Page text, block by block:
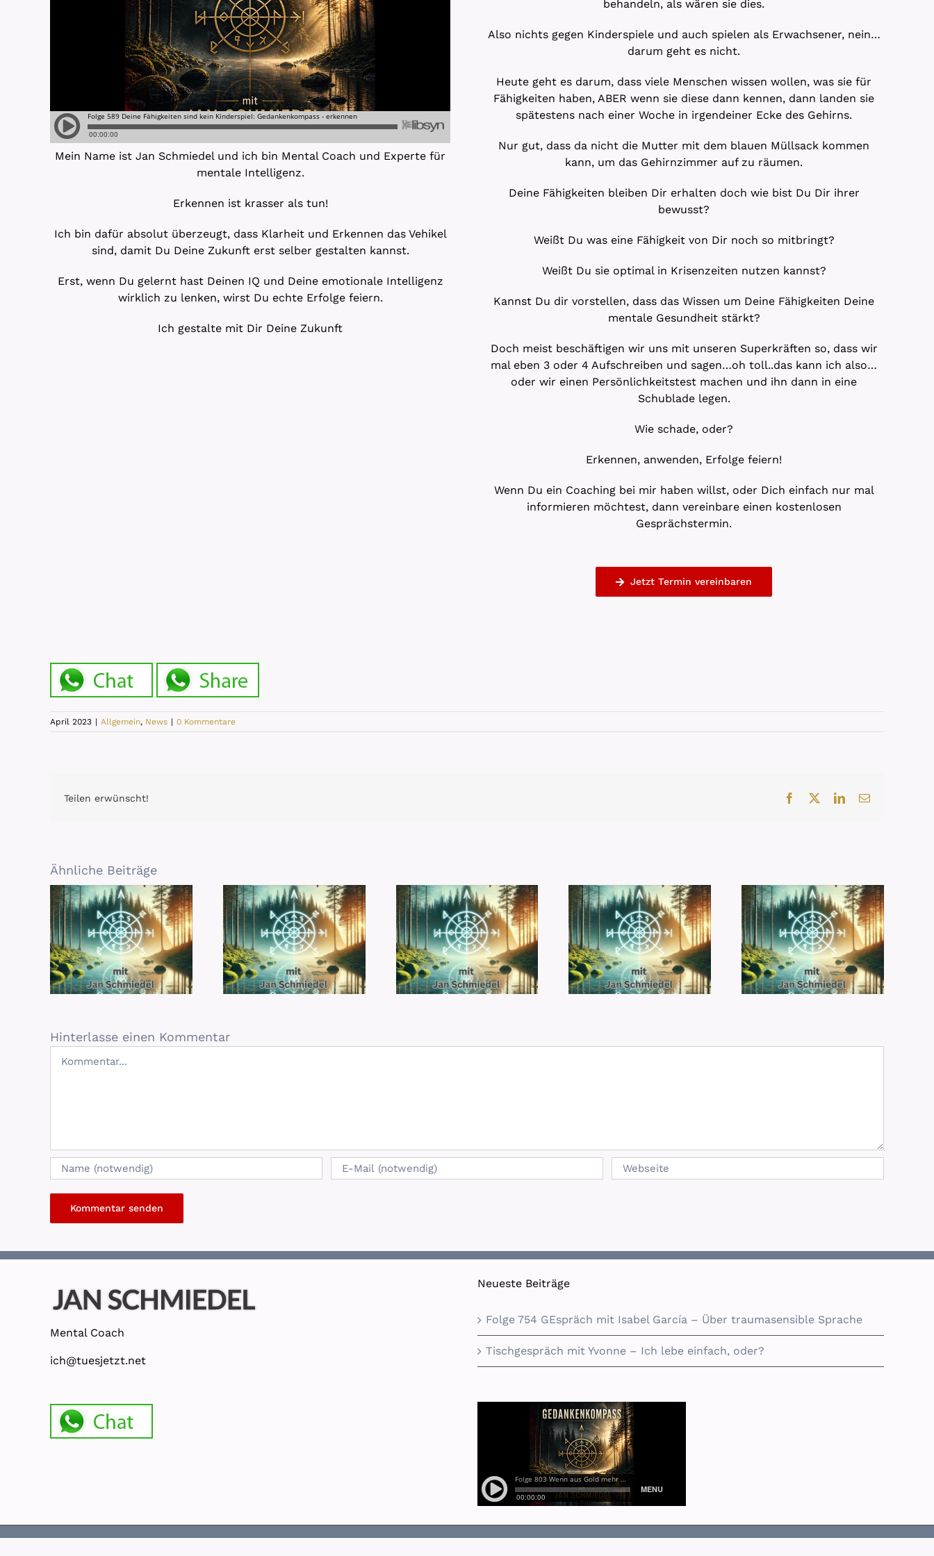
Mein Name ist Jan Schmiedel und ich bin Mental Coach und Experte für
mentale Intelligenz.
Erkennen ist krasser als tun!
Ich bin dafür absolut überzeugt, dass Klarheit und Erkennen das Vehikel
sind, damit Du Deine Zukunft erst selber gestalten kannst.
Erst, wenn Du gelernt hast Deinen IQ und Deine emotionale Intelligenz
wirklich zu lenken, wirst Du echte Erfolge feiern.
Ich gestalte mit Dir Deine Zukunft
behandeln, als wären sie dies.
Also nichts gegen Kinderspiele und auch spielen als Erwachsener, nein…
darum geht es nicht.
Heute geht es darum, dass viele Menschen wissen wollen, was sie für
Fähigkeiten haben, ABER wenn sie diese dann kennen, dann landen sie
spätestens nach einer Woche in irgendeiner Ecke des Gehirns.
Nur gut, dass da nicht die Mutter mit dem blauen Müllsack kommen
kann, um das Gehirnzimmer auf zu räumen.
Deine Fähigkeiten bleiben Dir erhalten doch wie bist Du Dir ihrer
bewusst?
Weißt Du was eine Fähigkeit von Dir noch so mitbringt?
Weißt Du sie optimal in Krisenzeiten nutzen kannst?
Kannst Du dir vorstellen, dass das Wissen um Deine Fähigkeiten Deine
mentale Gesundheit stärkt?
Doch meist beschäftigen wir uns mit unseren Superkräften so, dass wir
mal eben 3 oder 4 Aufschreiben und sagen…oh toll..das kann ich also…
oder wir einen Persönlichkeitstest machen und ihn dann in eine
Schublade legen.
Wie schade, oder?
Erkennen, anwenden, Erfolge feiern!
Wenn Du ein Coaching bei mir haben willst, oder Dich einfach nur mal
informieren möchtest, dann vereinbare einen kostenlosen
Gesprächstermin.
Jetzt Termin vereinbaren
April 2023 | Allgemein, News | 0 Kommentare
Teilen erwünscht! Facebook LinkedIn
E-
Ähnliche Beiträge
Hinterlasse einen Kommentar
Mental Coach
ich@tuesjetzt.net
Neueste Beiträge
Folge 754 GEspräch mit Isabel García – Über traumasensible Sprache
Tischgespräch mit Yvonne – Ich lebe einfach, oder?